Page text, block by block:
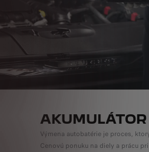
AKUMULÁTOR
Výmena autobatérie je proces,
Cenovú ponuku na diely a prácu